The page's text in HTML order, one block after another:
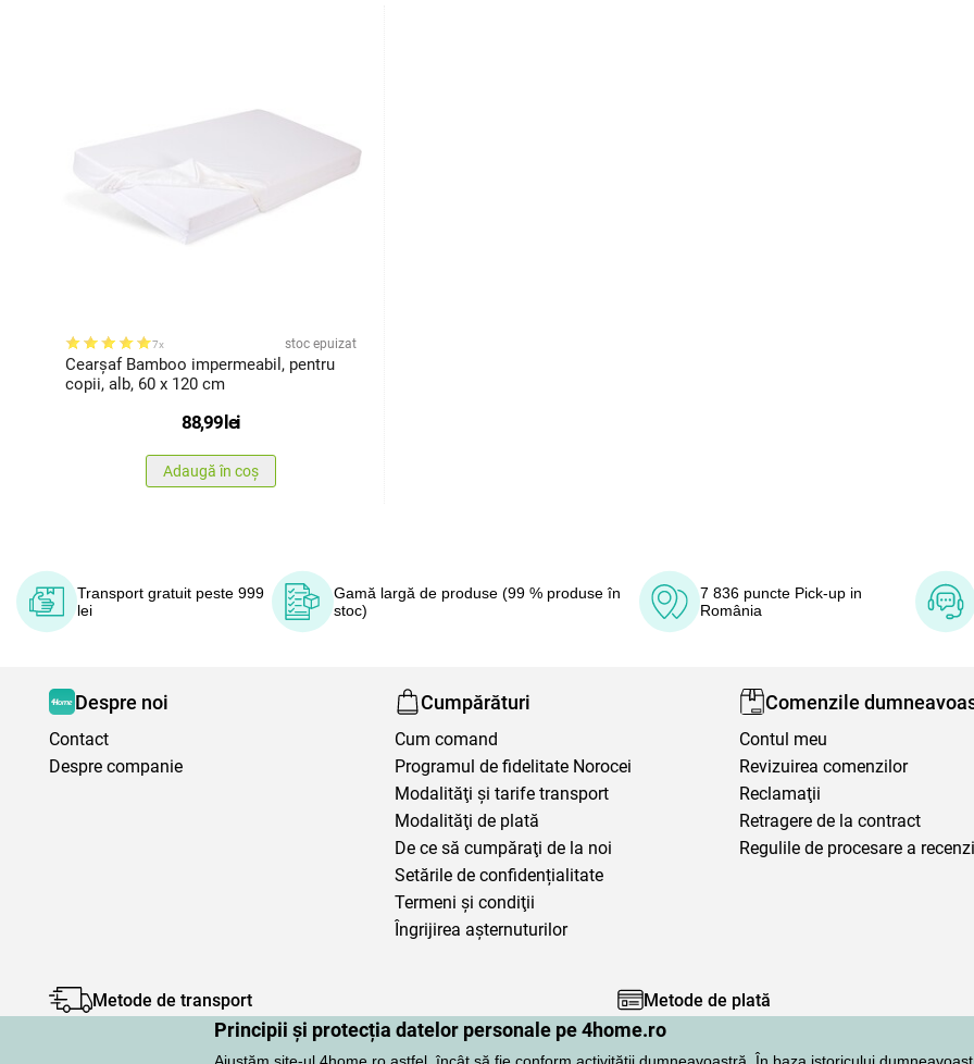
Principii și protecția datelor personale pe 4home.ro
Ajustăm site-ul 4home.ro astfel, încât să fie conform activității dumneavoastră. În baza istoricului
7x stoc epuizat
Cearșaf Bamboo impermeabil, pentru
copii, alb, 60 x 120 cm
88,99lei
Adaugă în coș
Transport gratuit peste 999
lei
Gamă largă de produse (99 % produse în
stoc)
7 836 puncte Pick-up in
România
Despre noi
Contact
Despre companie
Cumpărături
Cum comand
Programul de fidelitate Norocei
Modalităţi şi tarife transport
Modalităţi de plată
De ce să cumpăraţi de la noi
Setările de confidențialitate
Termeni şi condiţii
Îngrijirea așternuturilor
Comenzile
Contul meu
Revizuirea comenzilor
Reclamaţii
Retragere de la contract
Regulile de procesare a
Metode de transport Metode de plată